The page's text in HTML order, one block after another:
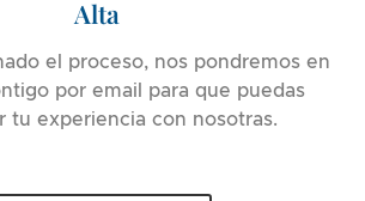
Alta
el proceso, nos pondremos en
por email para que puedas
tu experiencia con nosotras.